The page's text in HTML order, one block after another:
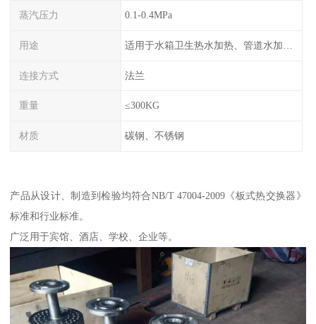
蒸汽压力 0.1-0.4MPa
用途
连接方式 法兰
重量 ≤300KG
材质 碳钢、不锈钢
产品从设计、制造到检验均符合NB/T 47004-2009《板式热交换器》
标准和行业标准。
广泛用于宾馆、酒店、学校、企业等。